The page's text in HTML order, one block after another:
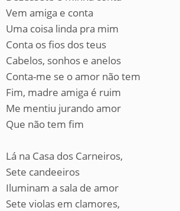
Vem amiga e conta
Uma coisa linda pra mim
Conta os fios dos teus
Cabelos, sonhos e anelos
Conta-me se o amor não tem
Fim, madre amiga é ruim
Me mentiu jurando amor
Que não tem fim
Lá na Casa dos Carneiros,
Sete candeeiros
Iluminam a sala de amor
Sete violas em clamores,